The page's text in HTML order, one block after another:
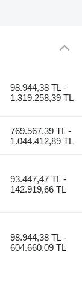
98.944,38 TL -
1.319.258,39 TL
769.567,39 TL -
1.044.412,89 TL
93.447,47 TL -
142.919,66 TL
98.944,38 TL -
604.660,09 TL